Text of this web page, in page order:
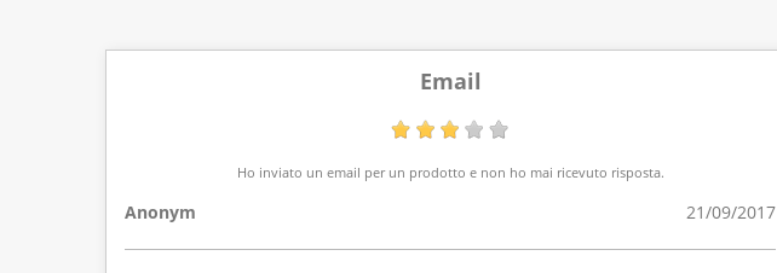
Email
Ho inviato un email per un prodotto e non ho mai ricevuto risposta.
Anonym 21/09/2017